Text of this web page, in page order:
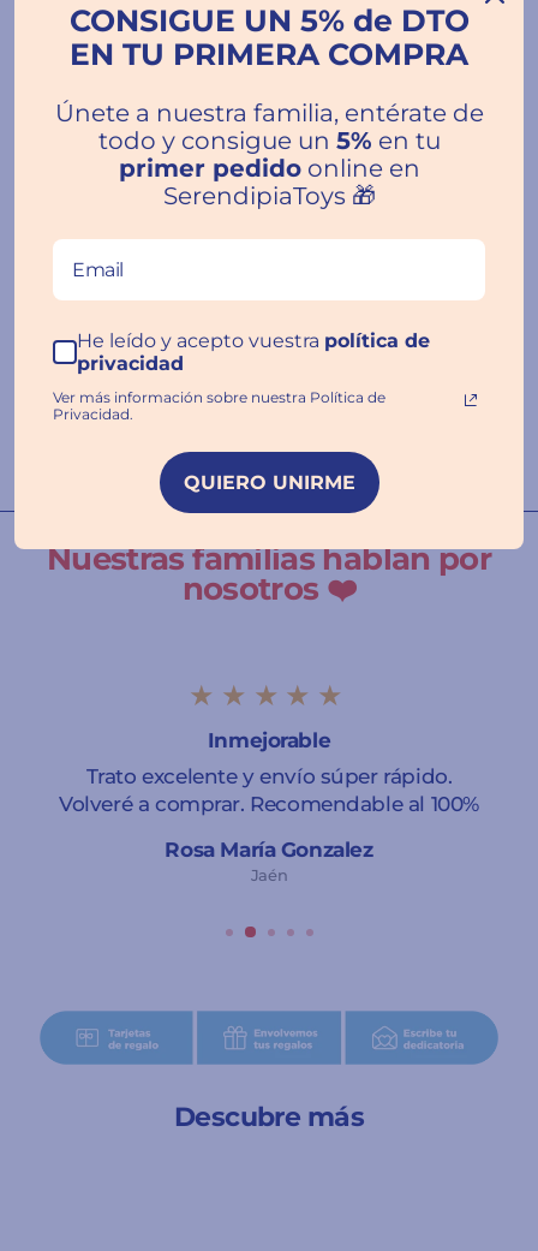
La información del stock de nuestras
Reseñas de Clientes
Escribir una
Nuestras familias hablan por
nosotros ❤️
★★★★★
Inmejorable
Trato excelente y envío súper rápido.
Volveré a comprar. Recomendable al 100%
Rosa María Gonzalez
Jaén
Descubre más
CONSIGUE UN 5% de DTO
EN TU PRIMERA COMPRA
Únete a nuestra familia, entérate de
todo y consigue un 5% en tu
primer pedidoonline en
SerendipiaToys 🎁
He leído y acepto vuestra política de
privacidad
Ver más información sobre nuestra Política de
Privacidad.
QUIERO UNIRME